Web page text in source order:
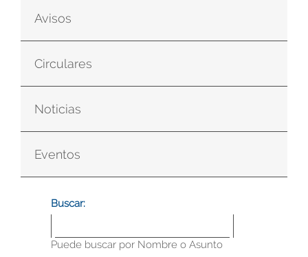
Avisos
Circulares
Noticias
Eventos
Buscar:
Puede buscar por Nombre o Asunto